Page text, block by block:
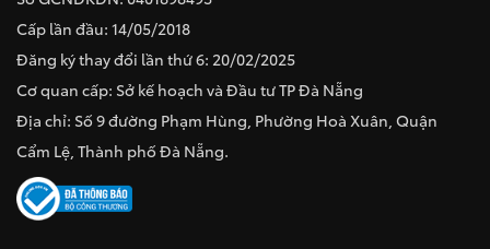
Cấp lần đầu: 14/05/2018
Đăng ký thay đổi lần thứ 6: 20/02/2025
Cơ quan cấp: Sở kế hoạch và Đầu tư TP Đà Nẵng
Địa chỉ: Số 9 đường Phạm Hùng, Phường Hoà Xuân, Quận
Cẩm Lệ, Thành phố Đà Nẵng.